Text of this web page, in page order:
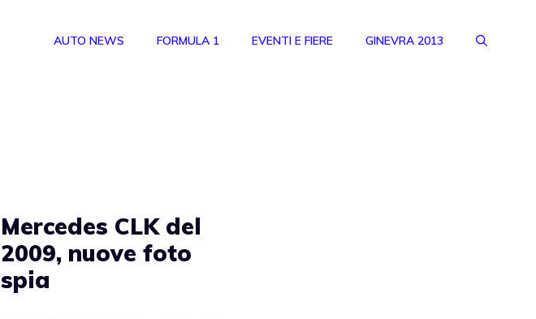
AUTO NEWS FORMULA 1 EVENTI E FIERE GINEVRA 2013
Mercedes CLK del
2009, nuove foto
spia